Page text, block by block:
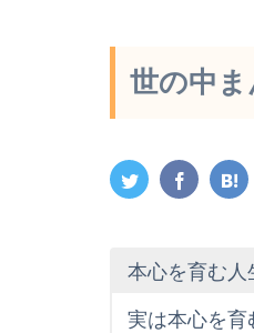
世の中
本心を育む人
実は本心を育